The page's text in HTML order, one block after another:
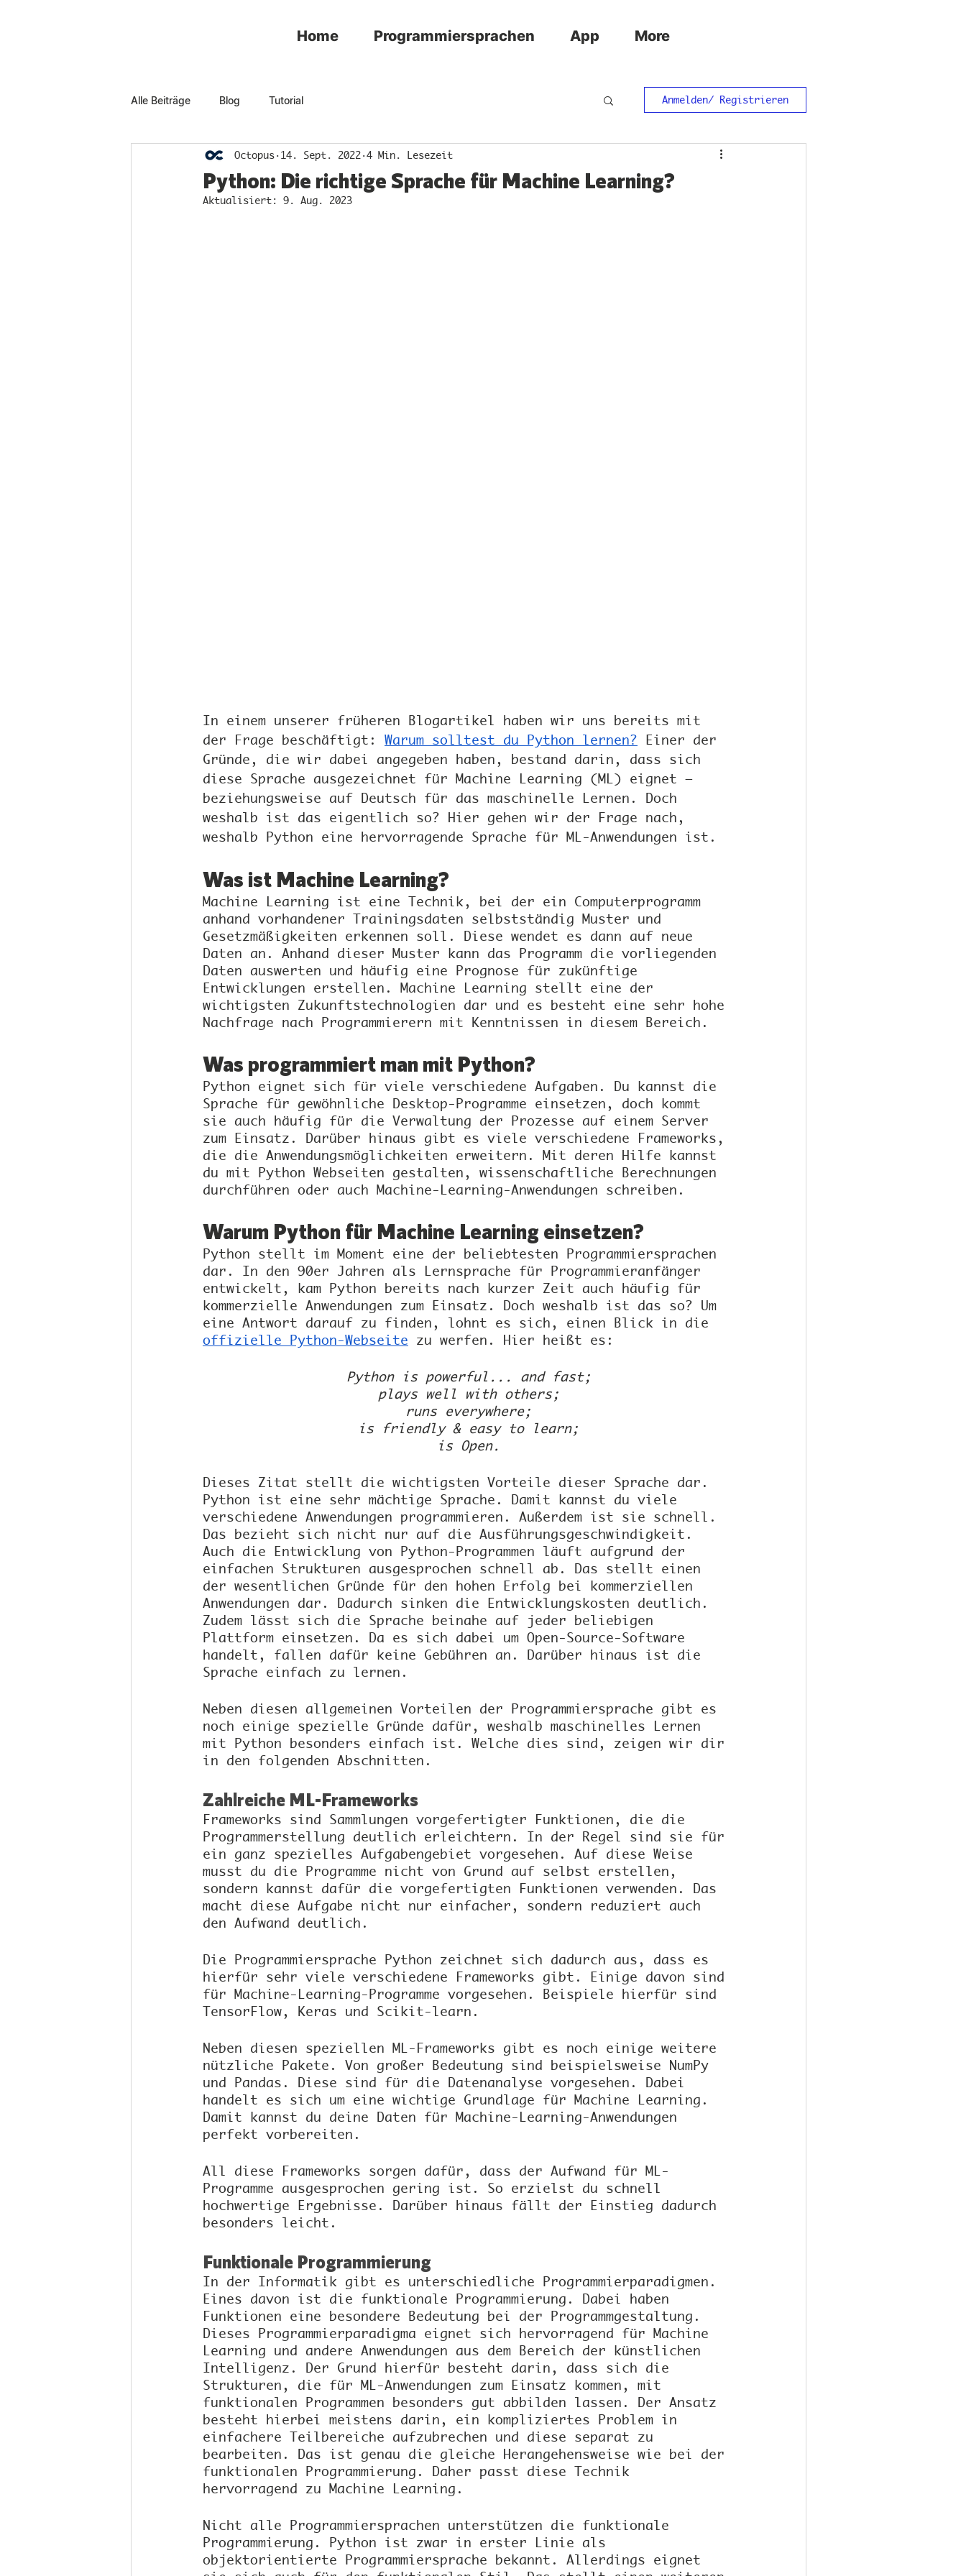
Home Programmiersprachen App More
Alle Beiträge Blog Tutorial Anmelden/ Registrieren
Python: Die richtige Sprache für Machine Learning?
Octopus 14. Sept. 2022 4 Min. Lesezeit
Aktualisiert: 9. Aug. 2023
In einem unserer früheren Blogartikel haben wir uns bereits mit
der Frage beschäftigt: Warum solltest du Python lernen? Einer der
Gründe, die wir dabei angegeben haben, bestand darin, dass sich
diese Sprache ausgezeichnet für Machine Learning (ML) eignet –
beziehungsweise auf Deutsch für das maschinelle Lernen. Doch
weshalb ist das eigentlich so? Hier gehen wir der Frage nach,
weshalb Python eine hervorragende Sprache für ML-Anwendungen ist.
Was ist Machine Learning?
Machine Learning ist eine Technik, bei der ein Computerprogramm
anhand vorhandener Trainingsdaten selbstständig Muster und
Gesetzmäßigkeiten erkennen soll. Diese wendet es dann auf neue
Daten an. Anhand dieser Muster kann das Programm die vorliegenden
Daten auswerten und häufig eine Prognose für zukünftige
Entwicklungen erstellen. Machine Learning stellt eine der
wichtigsten Zukunftstechnologien dar und es besteht eine sehr hohe
Nachfrage nach Programmierern mit Kenntnissen in diesem Bereich.
Was programmiert man mit Python?
Python eignet sich für viele verschiedene Aufgaben. Du kannst die
Sprache für gewöhnliche Desktop-Programme einsetzen, doch kommt
sie auch häufig für die Verwaltung der Prozesse auf einem Server
zum Einsatz. Darüber hinaus gibt es viele verschiedene Frameworks,
die die Anwendungsmöglichkeiten erweitern. Mit deren Hilfe kannst
du mit Python Webseiten gestalten, wissenschaftliche Berechnungen
durchführen oder auch Machine-Learning-Anwendungen schreiben.
Warum Python für Machine Learning einsetzen?
Python stellt im Moment eine der beliebtesten Programmiersprachen
dar. In den 90er Jahren als Lernsprache für Programmieranfänger
entwickelt, kam Python bereits nach kurzer Zeit auch häufig für
kommerzielle Anwendungen zum Einsatz. Doch weshalb ist das so? Um
eine Antwort darauf zu finden, lohnt es sich, einen Blick in die
offizielle Python-Webseite zu werfen. Hier heißt es:
Python is powerful... and fast;
plays well with others;
runs everywhere;
is friendly & easy to learn;
is Open.
Dieses Zitat stellt die wichtigsten Vorteile dieser Sprache dar.
Python ist eine sehr mächtige Sprache. Damit kannst du viele
verschiedene Anwendungen programmieren. Außerdem ist sie schnell.
Das bezieht sich nicht nur auf die Ausführungsgeschwindigkeit.
Auch die Entwicklung von Python-Programmen läuft aufgrund der
einfachen Strukturen ausgesprochen schnell ab. Das stellt einen
der wesentlichen Gründe für den hohen Erfolg bei kommerziellen
Anwendungen dar. Dadurch sinken die Entwicklungskosten deutlich.
Zudem lässt sich die Sprache beinahe auf jeder beliebigen
Plattform einsetzen. Da es sich dabei um Open-Source-Software
handelt, fallen dafür keine Gebühren an. Darüber hinaus ist die
Sprache einfach zu lernen.
Neben diesen allgemeinen Vorteilen der Programmiersprache gibt es
noch einige spezielle Gründe dafür, weshalb maschinelles Lernen
mit Python besonders einfach ist. Welche dies sind, zeigen wir dir
in den folgenden Abschnitten.
Zahlreiche ML-Frameworks
Frameworks sind Sammlungen vorgefertigter Funktionen, die die
Programmerstellung deutlich erleichtern. In der Regel sind sie für
ein ganz spezielles Aufgabengebiet vorgesehen. Auf diese Weise
musst du die Programme nicht von Grund auf selbst erstellen,
sondern kannst dafür die vorgefertigten Funktionen verwenden. Das
macht diese Aufgabe nicht nur einfacher, sondern reduziert auch
den Aufwand deutlich.
Die Programmiersprache Python zeichnet sich dadurch aus, dass es
hierfür sehr viele verschiedene Frameworks gibt. Einige davon sind
für Machine-Learning-Programme vorgesehen. Beispiele hierfür sind
TensorFlow, Keras und Scikit-learn.
Neben diesen speziellen ML-Frameworks gibt es noch einige weitere
nützliche Pakete. Von großer Bedeutung sind beispielsweise NumPy
und Pandas. Diese sind für die Datenanalyse vorgesehen. Dabei
handelt es sich um eine wichtige Grundlage für Machine Learning.
Damit kannst du deine Daten für Machine-Learning-Anwendungen
perfekt vorbereiten.
All diese Frameworks sorgen dafür, dass der Aufwand für ML-
Programme ausgesprochen gering ist. So erzielst du schnell
hochwertige Ergebnisse. Darüber hinaus fällt der Einstieg dadurch
besonders leicht.
Funktionale Programmierung
In der Informatik gibt es unterschiedliche Programmierparadigmen.
Eines davon ist die funktionale Programmierung. Dabei haben
Funktionen eine besondere Bedeutung bei der Programmgestaltung.
Dieses Programmierparadigma eignet sich hervorragend für Machine
Learning und andere Anwendungen aus dem Bereich der künstlichen
Intelligenz. Der Grund hierfür besteht darin, dass sich die
Strukturen, die für ML-Anwendungen zum Einsatz kommen, mit
funktionalen Programmen besonders gut abbilden lassen. Der Ansatz
besteht hierbei meistens darin, ein kompliziertes Problem in
einfachere Teilbereiche aufzubrechen und diese separat zu
bearbeiten. Das ist genau die gleiche Herangehensweise wie bei der
funktionalen Programmierung. Daher passt diese Technik
hervorragend zu Machine Learning.
Nicht alle Programmiersprachen unterstützen die funktionale
Programmierung. Python ist zwar in erster Linie als
objektorientierte Programmiersprache bekannt. Allerdings eignet